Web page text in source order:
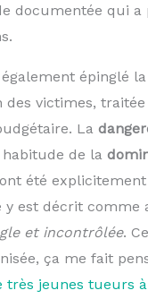
documentée qui a
épinglé
des victimes,
La
de la
été explicitement
y est décrit comme
et incontrôlée.
ça me fait
jeunes tueurs à